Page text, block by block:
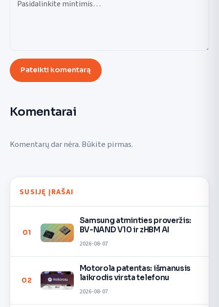
Pateikti komentarą
Komentarai
Komentarų dar nėra. Būkite pirmas.
SUSIJĘ ĮRAŠAI
01
Samsung atminties proveržis:
BV-NAND V10 ir zHBM AI
2026-08-07
02
Motorola patentas: išmanusis
laikrodis virsta telefonu
2026-08-07